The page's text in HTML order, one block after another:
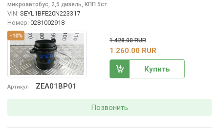
-10%
Артикул ZEA01BP01
микроавтобус, 2,5 дизель, КПП 5ст.
VIN: SEYL1BFE20N223317
Номер: 0281002918
1 428.00 RUR
1 260.00 RUR
Купить
Позвонить